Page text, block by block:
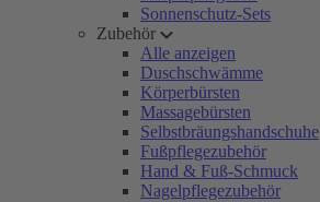
Sonnenschutz-Sets
Zubehör
Alle anzeigen
Duschschwämme
Körperbürsten
Massagebürsten
Selbstbräungshandschuhe
Fußpflegezubehör
Hand & Fuß-Schmuck
Nagelpflegezubehör